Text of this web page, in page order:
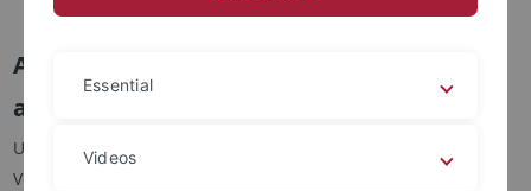
AK Gauglitz - Offene Stellen
aktuelle Stellenangebote
Unabhängig von den aktuellen Angeboten suchen wir zur
Verstärkung unserer Gruppe neue Mitarbeiter aus den
Essential
Videos